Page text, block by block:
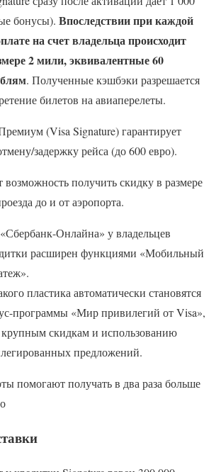
бонусы). Впоследствии при каждой
на счет владельца происходит
2 мили, эквивалентные 60
. Полученные кэшбэки разрешается
билетов на авиаперелеты.
(Visa Signature) гарантирует
задержку рейса (до 600 евро).
возможность получить скидку в размере
до и от аэропорта.
Онлайна» у владельцев
расширен функциями «Мобильный
пластика автоматически становятся
программы «Мир привилегий от Visa»,
крупным скидкам и использованию
предложений.
помогают получать в два раза больше